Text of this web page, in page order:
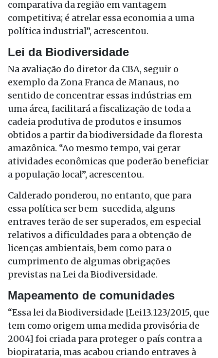
comparativa da região em vantagem
competitiva; é atrelar essa economia a uma
política industrial”, acrescentou.
Lei da Biodiversidade
Na avaliação do diretor da CBA, seguir o
exemplo da Zona Franca de Manaus, no
sentido de concentrar essas indústrias em
uma área, facilitará a fiscalização de toda a
cadeia produtiva de produtos e insumos
obtidos a partir da biodiversidade da floresta
amazônica. “Ao mesmo tempo, vai gerar
atividades econômicas que poderão beneficiar
a população local”, acrescentou.
Calderado ponderou, no entanto, que para
essa política ser bem-sucedida, alguns
entraves terão de ser superados, em especial
relativos a dificuldades para a obtenção de
licenças ambientais, bem como para o
cumprimento de algumas obrigações
previstas na Lei da Biodiversidade.
Mapeamento de comunidades
“Essa lei da Biodiversidade [Lei13.123/2015, que
tem como origem uma medida provisória de
2004] foi criada para proteger o país contra a
biopirataria, mas acabou criando entraves à